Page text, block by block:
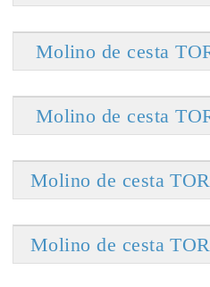
Molino de cesta
Molino de cesta
Molino de cesta
Molino de cesta